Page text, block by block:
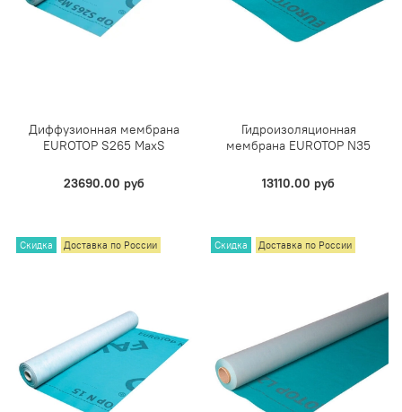
Диффузионная мембрана
EUROTOP S265 MaxS
23690.00 руб
Гидроизоляционная
мембрана EUROTOP N35
13110.00 руб
Скидка Доставка по России Скидка Доставка по России